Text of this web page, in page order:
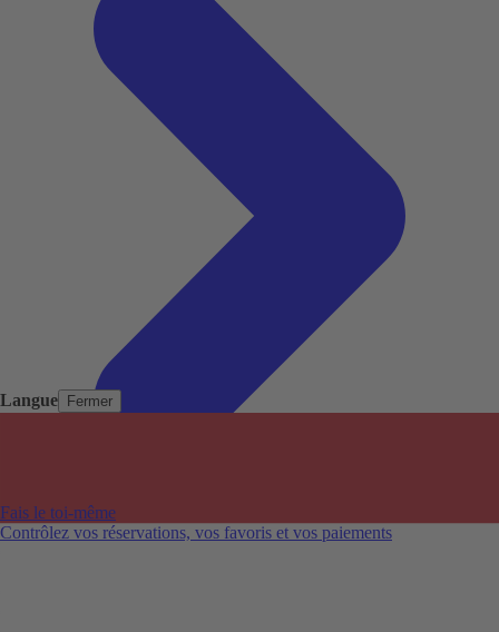
Langue Fermer
Fais le toi-même
Contrôlez vos réservations, vos favoris et vos paiements
Aéroports populaires
Villes populaires
Australie